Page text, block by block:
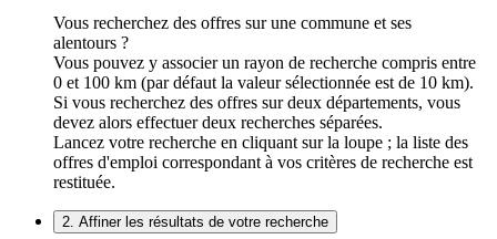
Vous recherchez des offres sur une commune et ses
alentours ?
Vous pouvez y associer un rayon de recherche compris entre
0 et 100 km (par défaut la valeur sélectionnée est de 10 km).
Si vous recherchez des offres sur deux départements, vous
devez alors effectuer deux recherches séparées.
Lancez votre recherche en cliquant sur la loupe ; la liste des
offres d'emploi correspondant à vos critères de recherche est
restituée.
2. Affiner les résultats de votre recherche